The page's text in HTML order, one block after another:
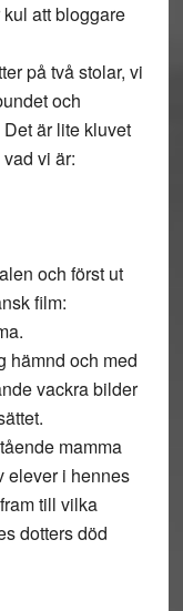
att bloggare
på två stolar, vi
och
är lite kluvet
vi är:
och först ut
film:
hämnd och med
vackra bilder
mamma
elever i hennes
till vilka
dotters död